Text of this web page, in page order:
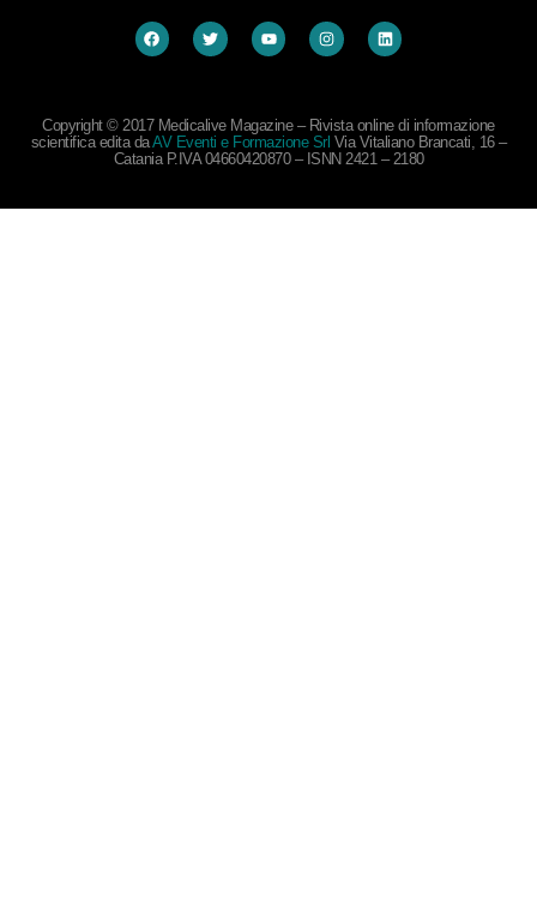
Copyright © 2017 Medicalive Magazine – Rivista online di informazione
scientifica edita daAV Eventi e Formazione Srl Via Vitaliano Brancati, 16 –
Catania P.IVA 04660420870 – ISNN 2421 – 2180